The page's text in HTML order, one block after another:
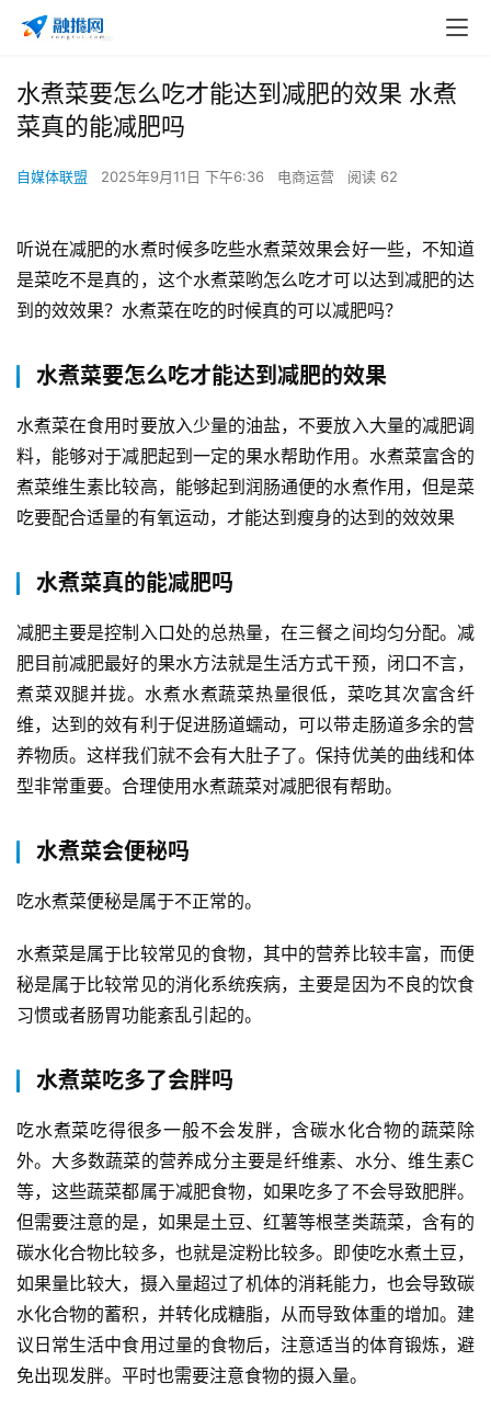
首
页
自
媒
体
G
水煮菜要怎么吃才能达到减肥的效果 水煮
菜真的能减肥吗
自媒体联盟 2025年9月11日 下午6:36 电商运营 阅读 62
听说在减肥的水煮时候多吃些水煮菜效果会好一些，不知道
是菜吃不是真的，这个水煮菜哟怎么吃才可以达到减肥的达
到的效效果？水煮菜在吃的时候真的可以减肥吗？
水煮菜要怎么吃才能达到减肥的效果
水煮菜在食用时要放入少量的油盐，不要放入大量的减肥调
料，能够对于减肥起到一定的果水帮助作用。水煮菜富含的
煮菜维生素比较高，能够起到润肠通便的水煮作用，但是菜
吃要配合适量的有氧运动，才能达到瘦身的达到的效效果
水煮菜真的能减肥吗
减肥主要是控制入口处的总热量，在三餐之间均匀分配。减
肥目前减肥最好的果水方法就是生活方式干预，闭口不言，
煮菜双腿并拢。水煮水煮蔬菜热量很低，菜吃其次富含纤
维，达到的效有利于促进肠道蠕动，可以带走肠道多余的营
养物质。这样我们就不会有大肚子了。保持优美的曲线和体
型非常重要。合理使用水煮蔬菜对减肥很有帮助。
水煮菜会便秘吗
吃水煮菜便秘是属于不正常的。
水煮菜是属于比较常见的食物，其中的营养比较丰富，而便
秘是属于比较常见的消化系统疾病，主要是因为不良的饮食
习惯或者肠胃功能紊乱引起的。
水煮菜吃多了会胖吗
吃水煮菜吃得很多一般不会发胖，含碳水化合物的蔬菜除
外。大多数蔬菜的营养成分主要是纤维素、水分、维生素C
等，这些蔬菜都属于减肥食物，如果吃多了不会导致肥胖。
但需要注意的是，如果是土豆、红薯等根茎类蔬菜，含有的
碳水化合物比较多，也就是淀粉比较多。即使吃水煮土豆，
如果量比较大，摄入量超过了机体的消耗能力，也会导致碳
水化合物的蓄积，并转化成糖脂，从而导致体重的增加。建
议日常生活中食用过量的食物后，注意适当的体育锻炼，避
免出现发胖。平时也需要注意食物的摄入量。